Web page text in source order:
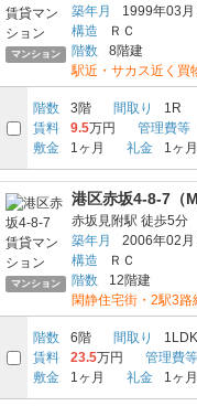
マンション
築年月
1999年03月
構造
ＲＣ
階数
8階建
駅近・サカス近く買
階数 3階 間取り 1R
賃料 9.5万円 管理費等
敷金
1ヶ月 礼金 1ヶ月
マンション
港区赤坂4-8-7（
赤坂見附駅 徒歩5分
築年月
2006年02月
構造
ＲＣ
階数
12階建
閑静住宅街・2駅3
階数 6階 間取り 1LDK
賃料 23.5万円 管理費等
敷金
1ヶ月 礼金 1ヶ月